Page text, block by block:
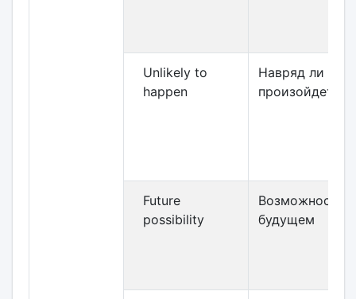
Unlikely to
happen
Навряд ли
произойдет
Future
possibility
Возможность в
будущем